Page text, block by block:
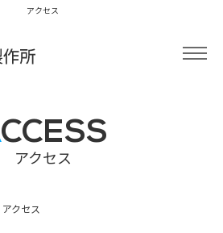
アクセス
会社案内
採用情報
ACCESS
アクセス
アクセス